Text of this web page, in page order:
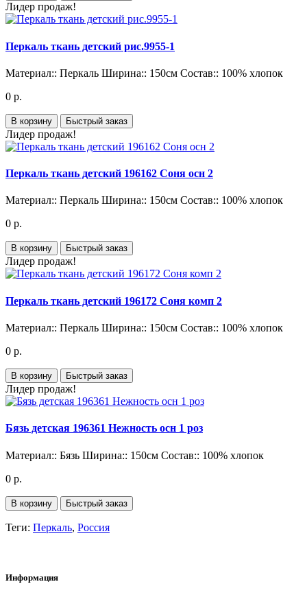
Лидер продаж!
Перкаль ткань детский рис.9955-1
Материал:: Перкаль Ширина:: 150см Состав:: 100% хлопок
0 р.
В корзину Быстрый заказ
Лидер продаж!
Перкаль ткань детский 196162 Соня осн 2
Материал:: Перкаль Ширина:: 150см Состав:: 100% хлопок
0 р.
В корзину Быстрый заказ
Лидер продаж!
Перкаль ткань детский 196172 Соня комп 2
Материал:: Перкаль Ширина:: 150см Состав:: 100% хлопок
0 р.
В корзину Быстрый заказ
Лидер продаж!
Бязь детская 196361 Нежность осн 1 роз
Материал:: Бязь Ширина:: 150см Состав:: 100% хлопок
0 р.
В корзину Быстрый заказ
Теги: Перкаль, Россия
Информация